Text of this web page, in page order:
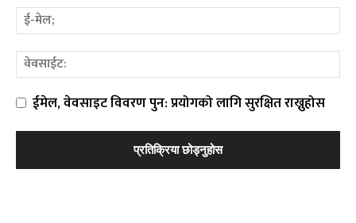
ईमेल, वेवसाइट विवरण पुन: प्रयोगको लागि सुरक्षित राख्नुहोस